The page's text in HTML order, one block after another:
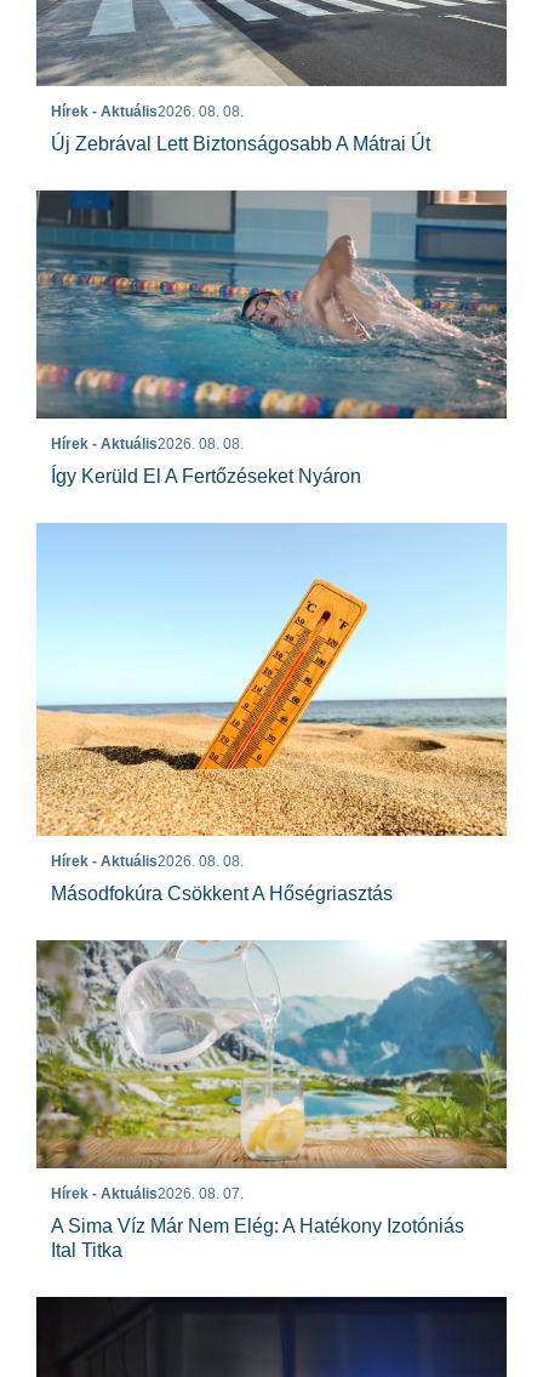
Hírek - Aktuális2026. 08. 08.
Új Zebrával Lett Biztonságosabb A Mátrai Út
Hírek - Aktuális2026. 08. 08.
Így Kerüld El A Fertőzéseket Nyáron
Hírek - Aktuális2026. 08. 08.
Másodfokúra Csökkent A Hőségriasztás
Hírek - Aktuális2026. 08. 07.
A Sima Víz Már Nem Elég: A Hatékony Izotóniás
Ital Titka